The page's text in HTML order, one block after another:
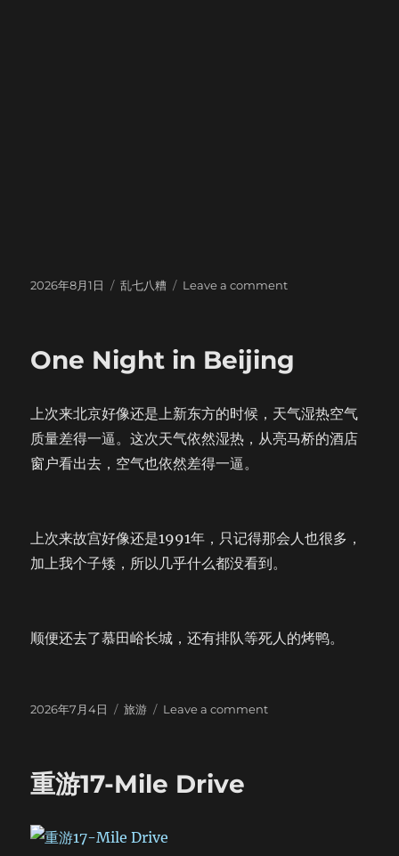
Posted
2026年8月1日 Categories
乱七八糟 Leave a commenton
One Night in Beijing
上次来北京好像还是上新东方的时候，天气湿热空气
质量差得一逼。这次天气依然湿热，从亮马桥的酒店
窗户看出去，空气也依然差得一逼。
上次来故宫好像还是1991年，只记得那会人也很多，
加上我个子矮，所以几乎什么都没看到。
顺便还去了慕田峪长城，还有排队等死人的烤鸭。
Posted
2026年7月4日 Categories
旅游 Leave a commenton
重游17-Mile Drive